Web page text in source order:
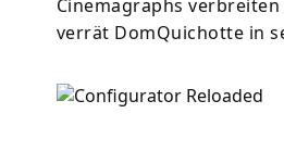
Cinemagraphs
verrät DomQuichotte in